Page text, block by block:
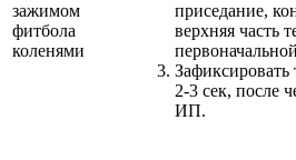
зажимом
фитбола
коленями
приседание,
верхняя часть
Зафиксировать
2-3 сек, после
ИП.